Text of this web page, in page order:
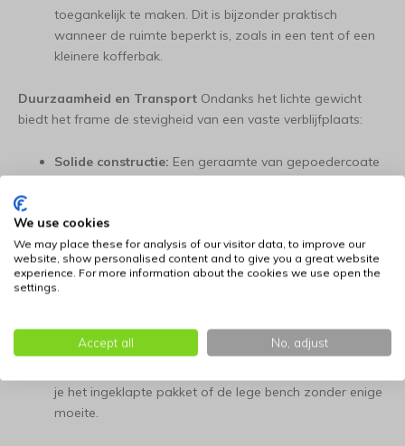
toegankelijk te maken. Dit is bijzonder praktisch
wanneer de ruimte beperkt is, zoals in een tent of een
kleinere kofferbak.
Duurzaamheid en Transport Ondanks het lichte gewicht
biedt het frame de stevigheid van een vaste verblijfplaats:
Solide constructie: Een geraamte van gepoedercoate
bewegelijke honden.
Compact opbergen:Het slimme vouwmechanisme
maakt het mogelijk om de bench in een handomdraai
onder een kast of achter de autostoel.
je het ingeklapte pakket of de lege bench zonder enige
moeite.
We use cookies
We may place these for analysis of our visitor data, to improve our
website, show personalised content and to give you a great website
experience. For more information about the cookies we use open the
settings.
Accept all No, adjust